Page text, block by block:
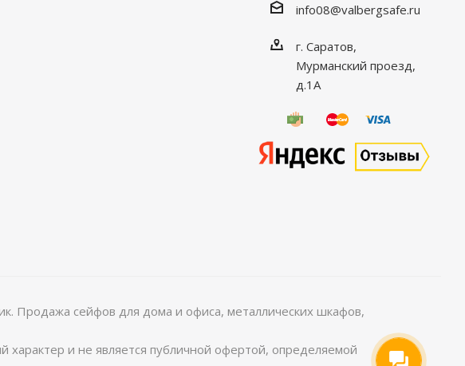
info08@valbergsafe.ru
г. Саратов,
Мурманский проезд,
д.1А
Продажа сейфов для дома и офиса, металлических шкафов,
характер и не является публичной офертой, определяемой